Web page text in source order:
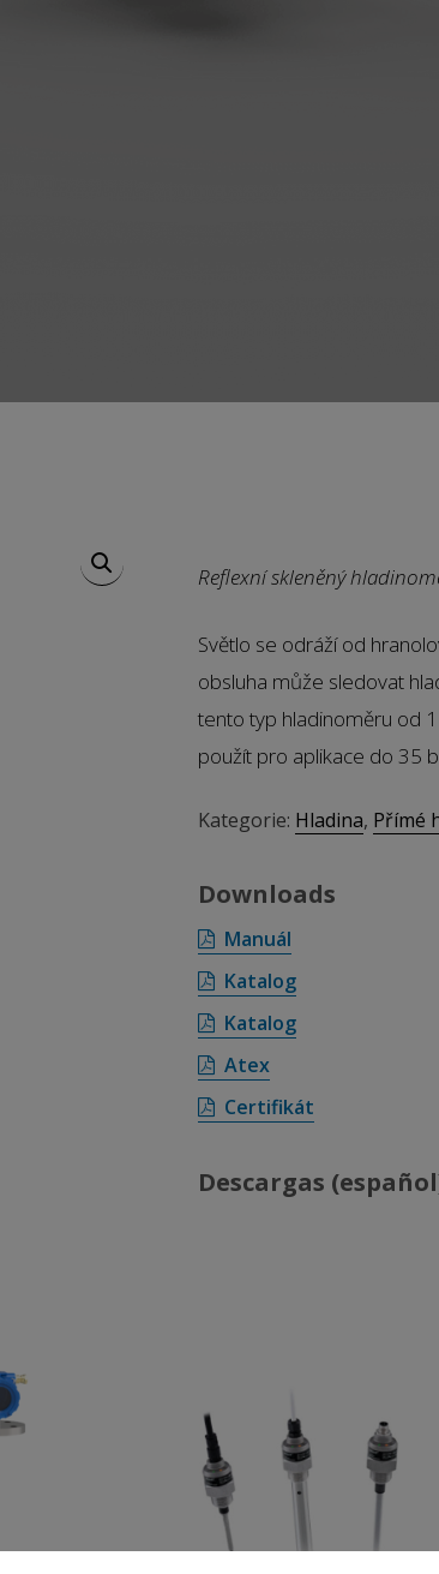
Reflexní skleněný
Světlo se odráží od
obsluha může sledovat
tento typ hladinoměru od
použít pro aplikace do 35
Kategorie: Hladina, Přímé
Downloads
Manuál
Katalog
Katalog
Atex
Certifikát
Descargas